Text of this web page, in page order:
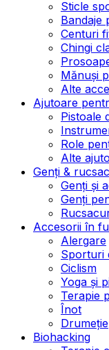
Sticle
Bandaje
Centuri
Chingi
Mănuși
Alte
Ajutoare
Pistoale
Role
Alte
Genți &
Genți și
Genți
Accesorii în
Alergare
Sporturi
Ciclism
Yoga și
Terapie
Înot
Drumeție
Biohacking